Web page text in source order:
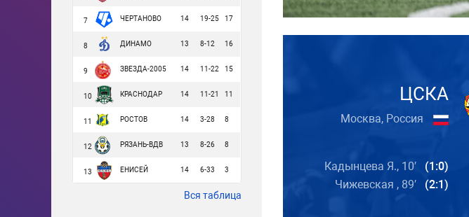
7 ЧЕРТАНОВО 14 19-25 17
8 ДИНАМО 13 8-12 16
9 ЗВЕЗДА-2005 14 11-22 15
10 КРАСНОДАР 14 11-21 11
11 РОСТОВ 14 3-28 8
12 РЯЗАНЬ-ВДВ 13 8-26 8
13 ЕНИСЕЙ 14 6-33 3
Вся таблица
ЦСКА
Москва, Россия
Кадынцева Я., 10′
(1:0)
Чижевская , 89′
(2:1)